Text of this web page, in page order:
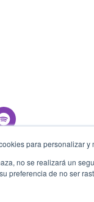
para personalizar
no se realizará un
preferencia de no ser